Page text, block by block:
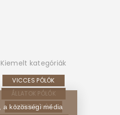
Kiemelt kategóriák
VICCES PÓLÓK
ÁLLATOK PÓLÓK
HOBBI PÓLÓK
közösségi média